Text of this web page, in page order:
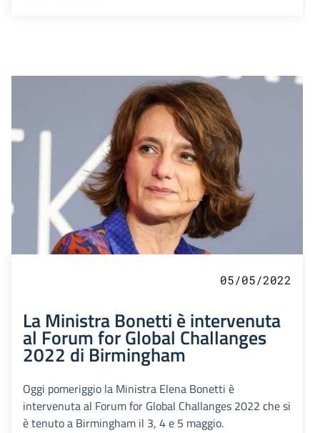
05/05/2022
La Ministra Bonetti è intervenuta
al Forum for Global Challanges
2022 di Birmingham
Oggi pomeriggio la Ministra Elena Bonetti è
intervenuta al Forum for Global Challanges 2022 che si
è tenuto a Birmingham il 3, 4 e 5 maggio.